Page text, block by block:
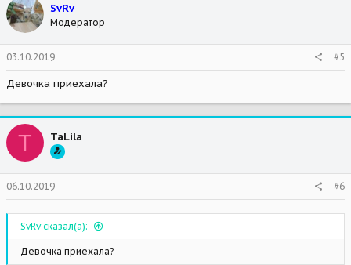
SvRv
Модератор
03.10.2019 #5
Девочка приехала?
T TaLila
06.10.2019 #6
SvRv сказал(а):
Девочка приехала?